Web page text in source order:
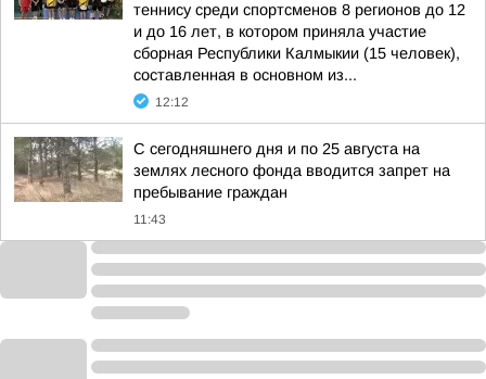
теннису среди спортсменов 8 регионов до 12
и до 16 лет, в котором приняла участие
сборная Республики Калмыкии (15 человек),
составленная в основном из...
12:12
С сегодняшнего дня и по 25 августа на
землях лесного фонда вводится запрет на
пребывание граждан
11:43